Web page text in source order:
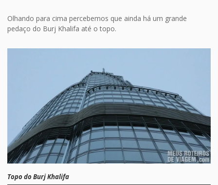
Olhando para cima percebemos que ainda há um grande
pedaço do Burj Khalifa até o topo.
Topo do Burj Khalifa